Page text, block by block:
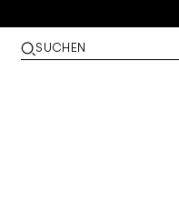
SUCHEN